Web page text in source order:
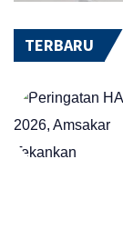
TERBARU